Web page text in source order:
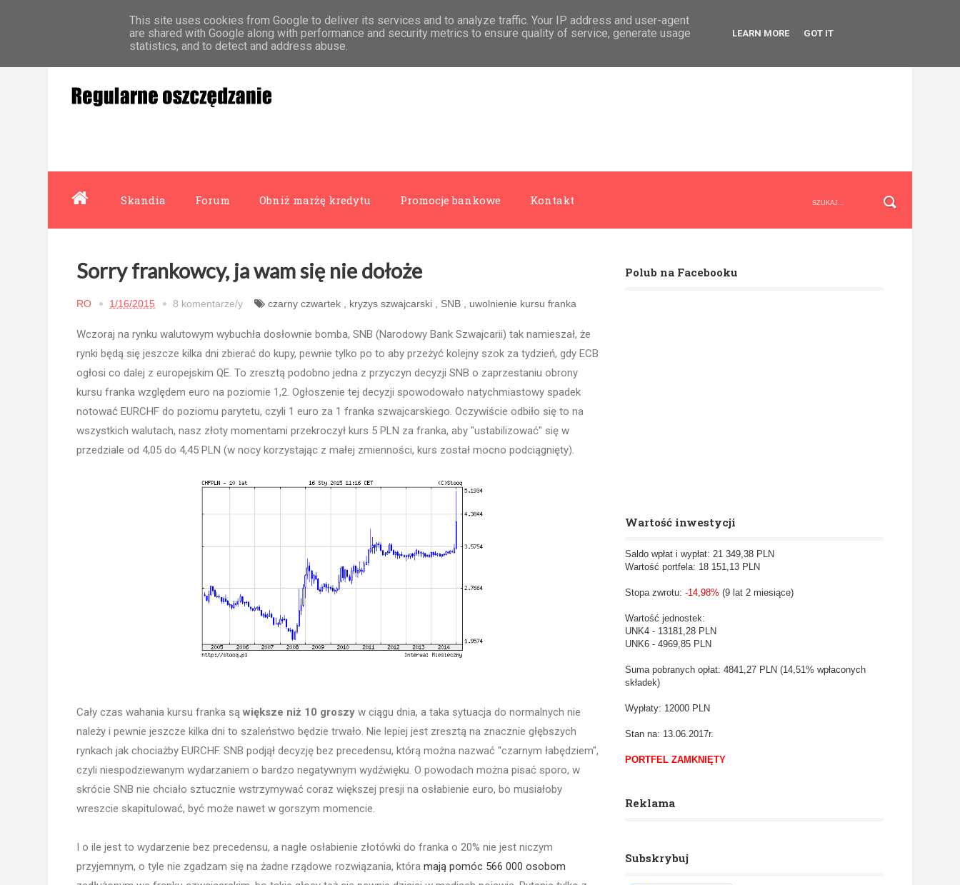
Strona główna Współpraca O mnie
Skandia Forum Obniż marżę kredytu Promocje bankowe Kontakt
Sorry frankowcy, ja wam się nie dołoże
RO 1/16/2015 8 komentarze/y czarny czwartek kryzys szwajcarski SNB uwolnienie kursu franka
Wczoraj na rynku walutowym wybuchła dosłownie bomba, SNB (Narodowy Bank Szwajcarii) tak namieszał, że
rynki będą się jeszcze kilka dni zbierać do kupy, pewnie tylko po to aby przeżyć kolejny szok za tydzień, gdy ECB
ogłosi co dalej z europejskim QE. To zresztą podobno jedna z przyczyn decyzji SNB o zaprzestaniu obrony
kursu franka względem euro na poziomie 1,2. Ogłoszenie tej decyzji spowodowało natychmiastowy spadek
notować EURCHF do poziomu parytetu, czyli 1 euro za 1 franka szwajcarskiego. Oczywiście odbiło się to na
wszystkich walutach, nasz złoty momentami przekroczył kurs 5 PLN za franka, aby "ustabilizować" się w
przedziale od 4,05 do 4,45 PLN (w nocy korzystając z małej zmienności, kurs został mocno podciągnięty).
Cały czas wahania kursu franka są większe niż 10 groszy w ciągu dnia, a taka sytuacja do normalnych nie
należy i pewnie jeszcze kilka dni to szaleństwo będzie trwało. Nie lepiej jest zresztą na znacznie głębszych
rynkach jak chociażby EURCHF. SNB podjął decyzję bez precedensu, którą można nazwać "czarnym łabędziem",
czyli niespodziewanym wydarzaniem o bardzo negatywnym wydźwięku. O powodach można pisać sporo, w
skrócie SNB nie chciało sztucznie wstrzymywać coraz większej presji na osłabienie euro, bo musiałoby
wreszcie skapitulować, być może nawet w gorszym momencie.
I o ile jest to wydarzenie bez precedensu, a nagłe osłabienie złotówki do franka o 20% nie jest niczym
przyjemnym, o tyle nie zgadzam się na żadne rządowe rozwiązania, która mają pomóc 566 000 osobom
Polub na Facebooku
Wartość inwestycji
Saldo wpłat i wypłat: 21 349,38 PLN
Wartość portfela: 18 151,13 PLN
Stopa zwrotu:-14,98% (9 lat 2 miesiące)
Wartość jednostek:
UNK4 - 13181,28 PLN
UNK6 - 4969,85 PLN
Suma pobranych opłat: 4841,27 PLN (14,51% wpłaconych
składek)
Wypłaty: 12000 PLN
Stan na: 13.06.2017r.
PORTFEL ZAMKNIĘTY
Reklama
Subskrybuj
This site uses cookies from Google to deliver its services and to analyze traffic. Your IP address and user-agent
are shared with Google along with performance and security metrics to ensure quality of service, generate usage
statistics, and to detect and address abuse.
LEARN MORE GOT IT